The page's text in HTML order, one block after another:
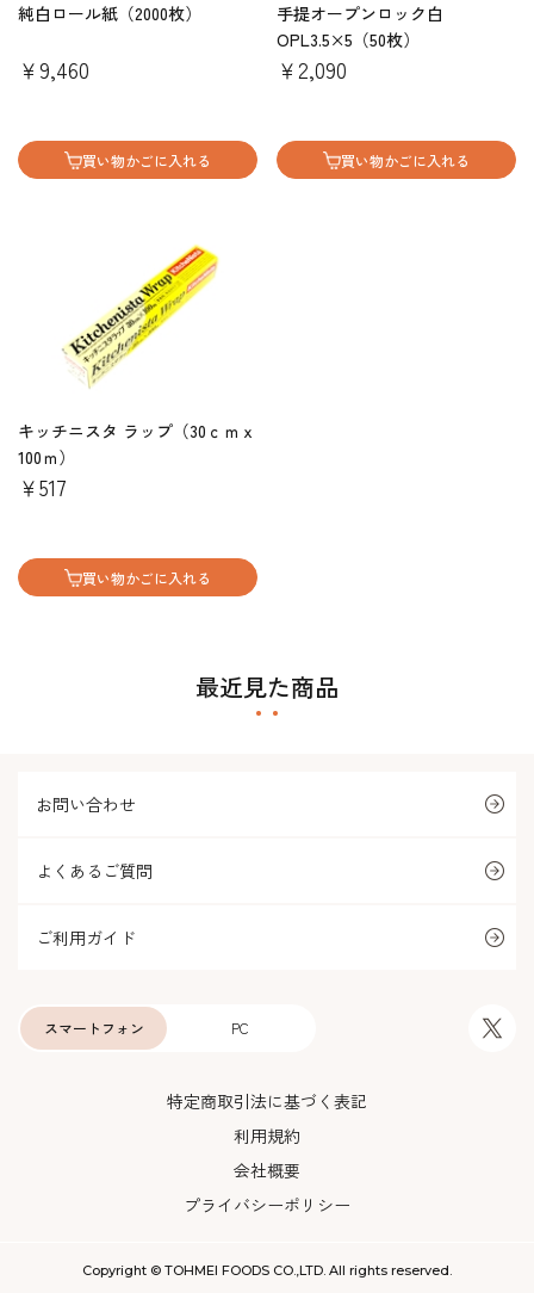
純白ロール紙（2000枚）
￥9,460
買い物かごに入れる
手提オープンロック白
OPL3.5×5（50枚）
￥2,090
買い物かごに入れる
キッチニスタ ラップ（30ｃｍｘ
100ｍ）
￥517
買い物かごに入れる
最近見た商品
お問い合わせ
よくあるご質問
ご利用ガイド
PC
スマートフォン
特定商取引法に基づく表記
利用規約
会社概要
プライバシーポリシー
Copyright © TOHMEI FOODS CO.,LTD. All rights reserved.